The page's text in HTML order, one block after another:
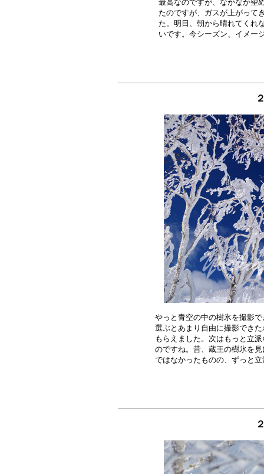
最高なのですが、なかなか望
たのですが、ガスが上がって
た。明日、朝から晴れてくれ
やっと青空の中の樹氷を撮影
選ぶとあまり自由に撮影でき
もらえました。次はもっと立
のですね。昔、蔵王の樹氷を